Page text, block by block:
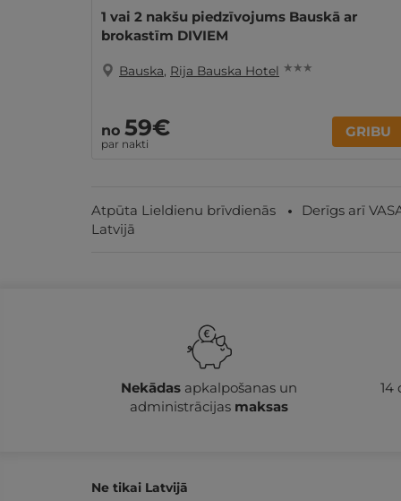
1 vai 2 nakšu piedzīvojums Bauskā ar
brokastīm DIVIEM
Bauska, Rija Bauska Hotel ★ ★ ★
no 59€
par nakti
GRIBU
Atpūta Lieldienu brīvdienās Derīgs arī
Latvijā
Nekādasapkalpošanas un
administrācijas maksas
14
Ne tikai Latvijā